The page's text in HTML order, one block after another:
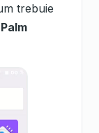
trebuie
Palm